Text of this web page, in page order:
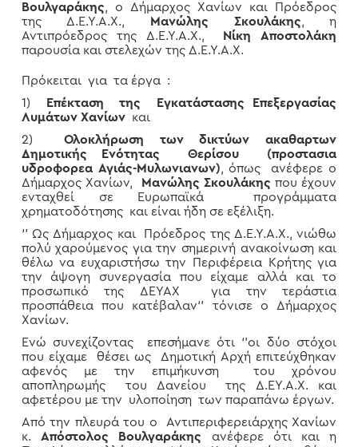
Βουλγαράκης, ο Δήμαρχος Χανίων και Πρόεδρος
της Δ.Ε.Υ.Α.Χ.,
Μανώλης Σκουλάκης, η
Αντιπρόεδρος της Δ.Ε.Υ.Α.Χ.,
Νίκη Αποστολάκη
παρουσία και στελεχών της Δ.Ε.Υ.Α.Χ.
Πρόκειται για τα έργα :
1)
Επέκταση της Εγκατάστασης Επεξεργασίας
Λυμάτων Χανίωνκαι
2)Ολοκλήρωση των δικτύων ακαθαρτων
Δημοτικής Ενότητας Θερίσου (προστασια
υδροφορεα Αγιάς-Μυλωνιανων), όπως ανέφερε ο
Δήμαρχος Χανίων,
Μανώλης Σκουλάκης που έχουν
ενταχθεί σε Ευρωπαϊκά προγράμματα
χρηματοδότησης και είναι ήδη σε εξέλιξη.
‘’ Ως Δήμαρχος και Πρόεδρος της Δ.Ε.Υ.Α.Χ., νιώθω
πολύ χαρούμενος για την σημερινή ανακοίνωση και
θέλω να ευχαριστήσω την Περιφέρεια Κρήτης για
την άψογη συνεργασία που είχαμε αλλά και το
προσωπικό της ΔΕΥΑΧ για την τεράστια
προσπάθεια που κατέβαλαν‘’ τόνισε ο Δήμαρχος
Χανίων.
Ενώ συνεχίζοντας επεσήμανε ότι ‘’οι δύο στόχοι
που είχαμε θέσει ως Δημοτική Αρχή επιτεύχθηκαν
αφενός με την επιμήκυνση του χρόνου
αποπληρωμής του Δανείου της Δ.ΕΥ.Α.Χ. και
αφετέρου με την υλοποίηση των παραπάνω έργων.
Από την πλευρά του ο Αντιπεριφερειάρχης Χανίων
κ.Aπόστολος Βουλγαράκης ανέφερε ότι και η